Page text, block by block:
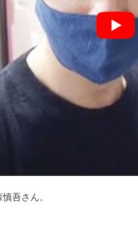
吾さん。